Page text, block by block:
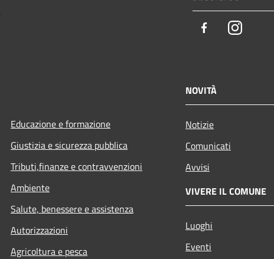
Facebook
Educazione e formazione
Giustizia e sicurezza pubblica
Tributi,finanze e contravvenzioni
Ambiente
Salute, benessere e assistenza
Autorizzazioni
Agricoltura e pesca
NOVITÀ
Notizie
Comunicati
Avvisi
VIVERE IL COMUNE
Luoghi
Eventi